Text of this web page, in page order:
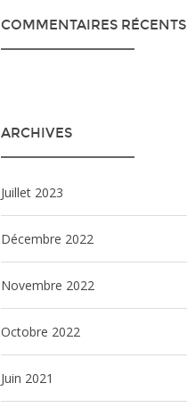
COMMENTAIRES RÉCENTS
ARCHIVES
juillet 2023
décembre 2022
novembre 2022
octobre 2022
juin 2021